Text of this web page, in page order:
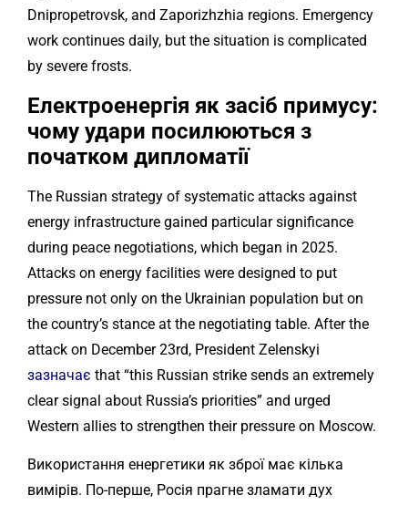
Dnipropetrovsk, and Zaporizhzhia regions. Emergency
work continues daily, but the situation is complicated
by severe frosts.
Електроенергія як засіб примусу:
чому удари посилюються з
початком дипломатії
The Russian strategy of systematic attacks against
energy infrastructure gained particular significance
during peace negotiations, which began in 2025.
Attacks on energy facilities were designed to put
pressure not only on the Ukrainian population but on
the country’s stance at the negotiating table. After the
attack on December 23rd, President Zelenskyi
зазначає that “this Russian strike sends an extremely
clear signal about Russia’s priorities” and urged
Western allies to strengthen their pressure on Moscow.
Використання енергетики як зброї має кілька
вимірів. По-перше, Росія прагне зламати дух